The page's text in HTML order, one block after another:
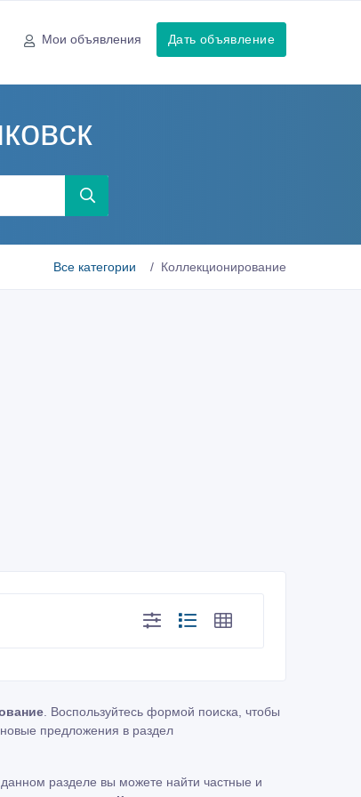
Мои объявления Дать объявление
Все категории Коллекционирование
. Воспользуйтесь формой поиска, чтобы
предложения в раздел
разделе вы можете найти частные и